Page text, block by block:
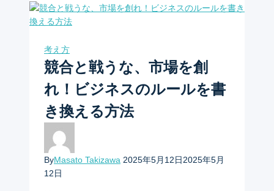
考え方
競合と戦うな、市場を創
れ！ビジネスのルールを書
き換える方法
ByMasato Takizawa 2025年5月12日2025年5月
12日